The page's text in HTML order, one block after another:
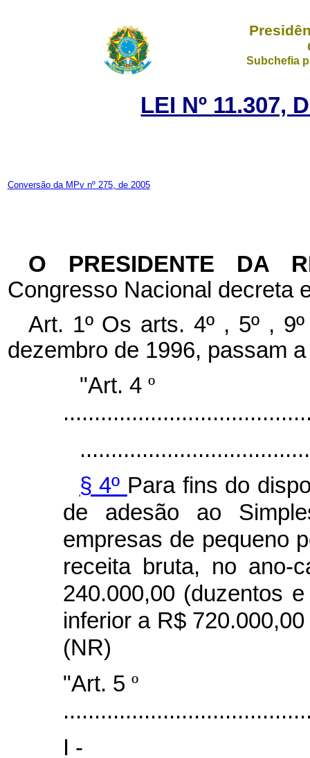
Subchefia
LEI Nº 11.307,
Conversão da MPv nº 275, de 2005
O PRESIDENTE DA
Congresso Nacional decreta
Art. 1º Os arts. 4º , 5º ,
dezembro de 1996, passam
"Art. 4 º
§ 4º Para fins do
de adesão ao
empresas de pequeno
receita bruta, no ano-
240.000,00 (duzentos
inferior a R$
(NR)
"Art. 5 º
I -